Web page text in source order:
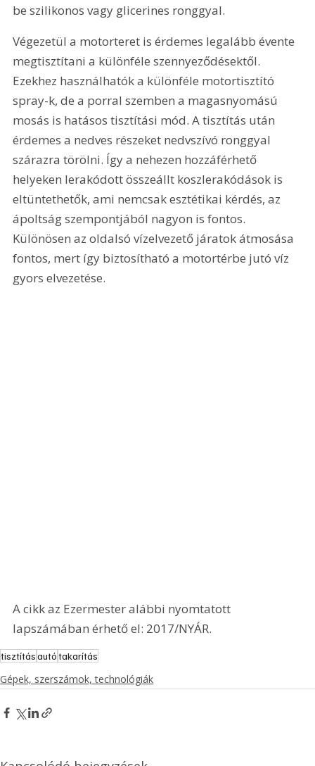
be szilikonos vagy glicerines ronggyal.
Végezetül a motorteret is érdemes legalább évente
megtisztítani a különféle szennyeződésektől.
Ezekhez használhatók a különféle motortisztító
spray-k, de a porral szemben a magasnyomású
mosás is hatásos tisztítási mód. A tisztítás után
érdemes a nedves részeket nedvszívó ronggyal
szárazra törölni. Így a nehezen hozzáférhető
helyeken lerakódott összeállt koszlerakódások is
eltüntethetők, ami nemcsak esztétikai kérdés, az
ápoltság szempontjából nagyon is fontos.
Különösen az oldalsó vízelvezető járatok átmosása
fontos, mert így biztosítható a motortérbe jutó víz
gyors elvezetése.
A cikk az Ezermester alábbi nyomtatott
lapszámában érhető el: 2017/NYÁR.
tisztításautótakarítás
Gépek, szerszámok, technológiák